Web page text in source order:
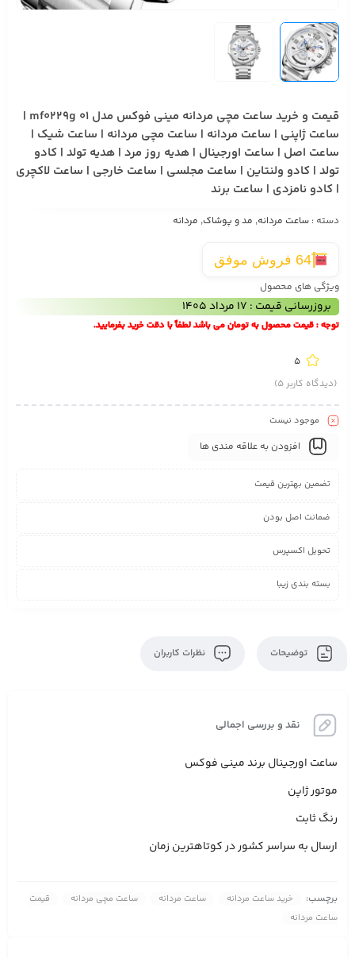
قیمت و خرید ساعت مچی مردانه مینی فوکس مدل mf0229g 01 |
ساعت ژاپنی | ساعت مردانه | ساعت مچی مردانه | ساعت شیک |
ساعت اصل | ساعت اورجینال | هدیه روز مرد | هدیه تولد | کادو
تولد | کادو ولنتاین | ساعت مجلسی | ساعت خارجی | ساعت لاکچری
| کادو نامزدی | ساعت برند
دسته : ساعت مردانه, مد و پوشاک, مردانه
64 فروش موفق
ویژگی های محصول
بروزرسانی قیمت : 17 مرداد 1405
توجه : قیمت محصول به تومان می باشد لطفاً با دقت خرید بفرمایید.
5
(دیدگاه کاربر5
)
موجود نیست
افزودن به علاقه مندی ها
تضمین بهترین قیمت
ضمانت اصل بودن
تحویل اکسپرس
بسته بندی زیبا
توضیحات نظرات کاربران
نقد و بررسی اجمالی
ساعت اورجینال برند مینی فوکس
موتور ژاپن
رنگ ثابت
ارسال به سراسر کشور در کوتاهترین زمان
برچسب: خرید ساعت مردانه ساعت مردانه ساعت مچی مردانه
قیمت
ساعت مردانه